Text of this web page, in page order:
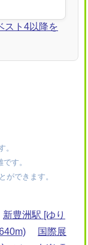
スト4以降を
。
す。
ができます。
新豊洲駅 [ゆり
国際展